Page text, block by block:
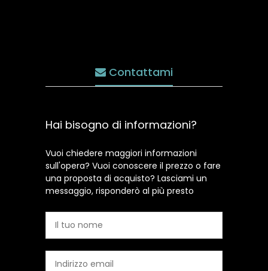
Contattami
Hai bisogno di informazioni?
Vuoi chiedere maggiori informazioni
sull'opera? Vuoi conoscere il prezzo o fare
una proposta di acquisto? Lasciami un
messaggio, risponderò al più presto